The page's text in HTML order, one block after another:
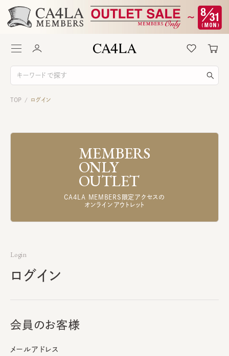
TOP / ログイン
MEMBERS
ONLY
OUTLET
CA4LA MEMBERS限定アクセスの
オンラインアウトレット
Login
ログイン
会員のお客様
メールアドレス